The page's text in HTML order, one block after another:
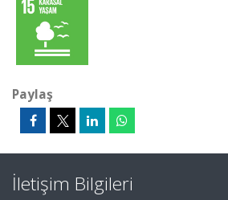
Paylaş
İletişim Bilgileri